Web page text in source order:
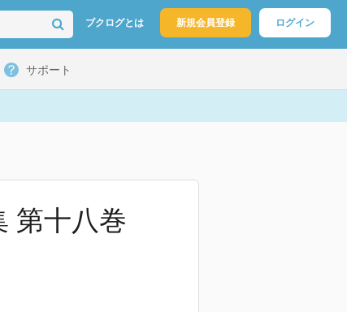
ブクログとは 新規会員登録 ログイン
サポート
第十八巻